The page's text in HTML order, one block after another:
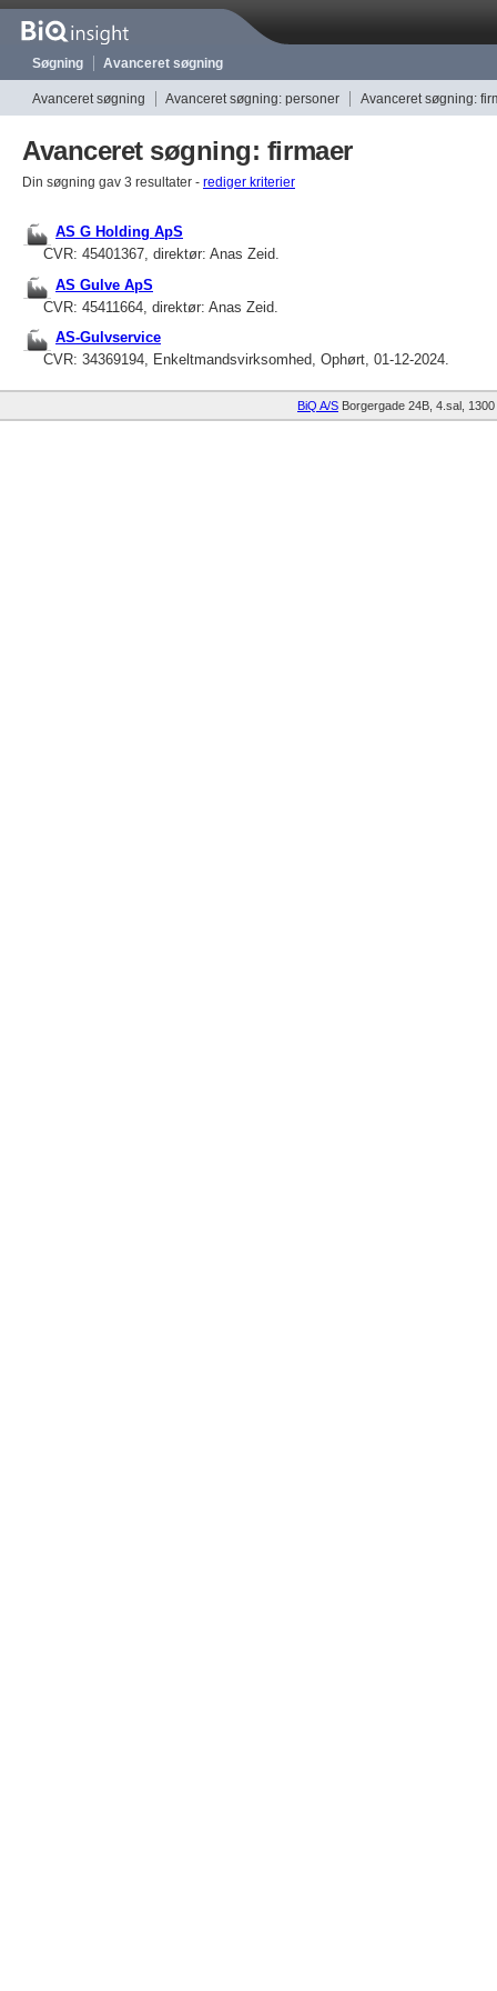
Søgning Avanceret søgning
Avanceret søgning Avanceret søgning: personer Avanceret søgning:
Avanceret søgning: firmaer
Din søgning gav 3 resultater - rediger kriterier
AS G Holding ApS
CVR: 45401367, direktør: Anas Zeid.
AS Gulve ApS
CVR: 45411664, direktør: Anas Zeid.
AS-Gulvservice
CVR: 34369194, Enkeltmandsvirksomhed, Ophørt, 01-12-2024.
BiQ A/S Borgergade 24B, 4.sal 1300